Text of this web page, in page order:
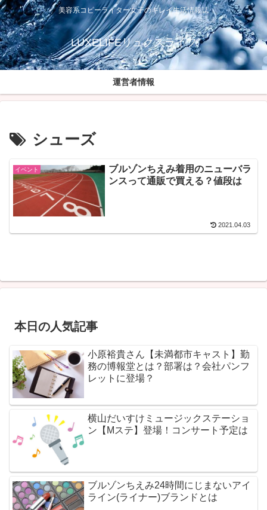
美容系コピーライター女子のキレイ生活情報誌
LUXELIFEリュクスライフ
運営者情報
シューズ
イベント
ブルゾンちえみ着用のニューバラ
ンスって通販で買える？値段は
2021.04.03
本日の人気記事
小原裕貴さん【未満都市キャスト】勤
務の博報堂とは？部署は？会社パンフ
レットに登場？
横山だいすけミュージックステーショ
ン【Mステ】登場！コンサート予定は
ブルゾンちえみ24時間にじまないアイ
ライン(ライナー)ブランドとは